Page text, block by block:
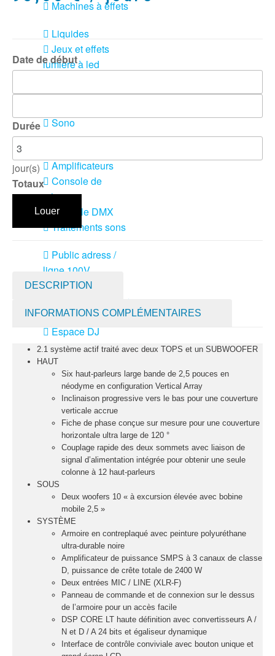
Machines à effets
Liquides
Jeux et effets
lumière à led
Strobes
Sono
Amplificateurs
Console de
mixage
Contrôle DMX
Traitements sons
Public adress /
ligne 100V
Microphone
Sono portable sur
batterie
Espace DJ
Accessoires
Câbles et
connecteurs
Structures, ponts
et pieds
Structure pro alu
Date de début
Durée
jour(s)
Totaux
Louer
DESCRIPTION
INFORMATIONS COMPLÉMENTAIRES
2.1 système actif traité avec deux TOPS et un SUBWOOFER
HAUT
Six haut-parleurs large bande de 2,5 pouces en
néodyme en configuration Vertical Array
Inclinaison progressive vers le bas pour une couverture
verticale accrue
Fiche de phase conçue sur mesure pour une couverture
horizontale ultra large de 120 °
Couplage rapide des deux sommets avec liaison de
signal d’alimentation intégrée pour obtenir une seule
colonne à 12 haut-parleurs
SOUS
Deux woofers 10 « à excursion élevée avec bobine
mobile 2,5 »
SYSTÈME
Armoire en contreplaqué avec peinture polyuréthane
ultra-durable noire
Amplificateur de puissance SMPS à 3 canaux de classe
D, puissance de crête totale de 2400 W
Deux entrées MIC / LINE (XLR-F)
Panneau de commande et de connexion sur le dessus
de l’armoire pour un accès facile
DSP CORE LT haute définition avec convertisseurs A /
N et D / A 24 bits et égaliseur dynamique
Interface de contrôle conviviale avec bouton unique et